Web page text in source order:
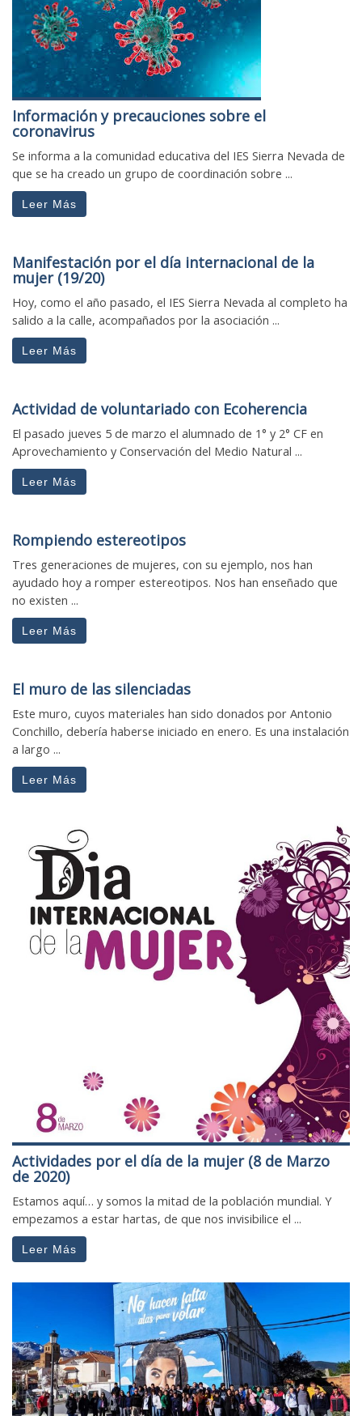
Información y precauciones sobre el
coronavirus
Se informa a la comunidad educativa del IES Sierra Nevada de
que se ha creado un grupo de coordinación sobre ...
Leer Más
Manifestación por el día internacional de la
mujer (19/20)
Hoy, como el año pasado, el IES Sierra Nevada al completo ha
salido a la calle, acompañados por la asociación ...
Leer Más
Actividad de voluntariado con Ecoherencia
El pasado jueves 5 de marzo el alumnado de 1° y 2° CF en
Aprovechamiento y Conservación del Medio Natural ...
Leer Más
Rompiendo estereotipos
Tres generaciones de mujeres, con su ejemplo, nos han
ayudado hoy a romper estereotipos. Nos han enseñado que
no existen ...
Leer Más
El muro de las silenciadas
Este muro, cuyos materiales han sido donados por Antonio
Conchillo, debería haberse iniciado en enero. Es una instalación
a largo ...
Leer Más
Actividades por el día de la mujer (8 de Marzo
de 2020)
Estamos aquí… y somos la mitad de la población mundial. Y
empezamos a estar hartas, de que nos invisibilice el ...
Leer Más